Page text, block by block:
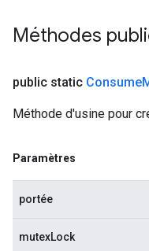
Méthodes
public static Consume
Méthode d'usine pour
Paramètres
portée
mutexLock